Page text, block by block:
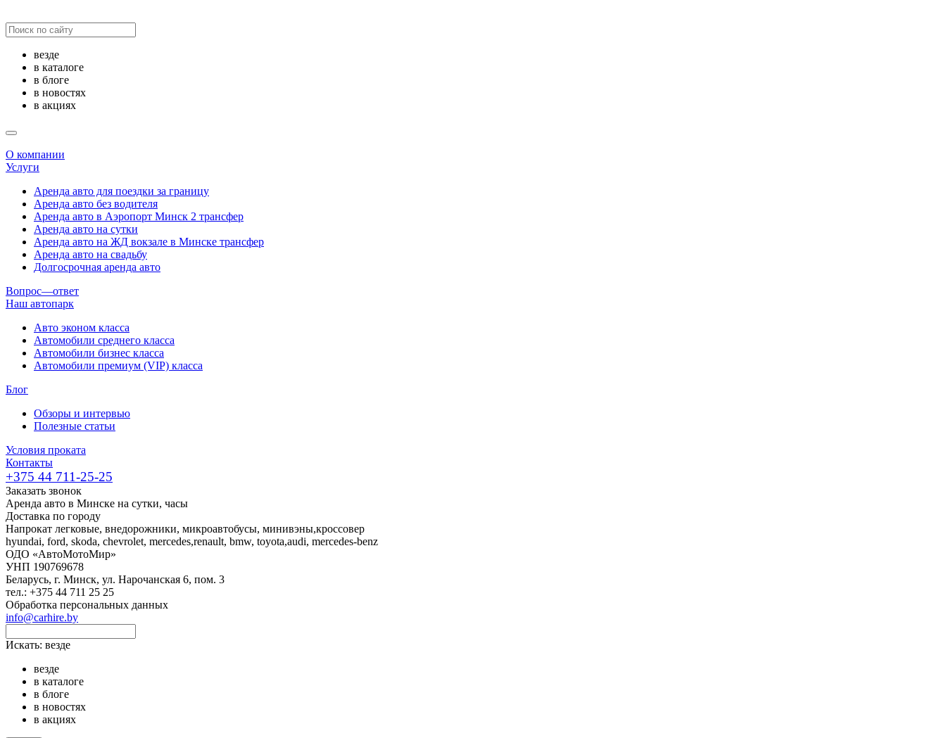
везде
в каталоге
в блоге
в новостях
в акциях
О компании
Услуги
Аренда авто для поездки за границу
Аренда авто без водителя
Аренда авто в Аэропорт Минск 2 трансфер
Аренда авто на сутки
Аренда авто на ЖД вокзале в Минске трансфер
Аренда авто на свадьбу
Долгосрочная аренда авто
Вопрос—ответ
Наш автопарк
Авто эконом класса
Автомобили среднего класса
Автомобили бизнес класса
Автомобили премиум (VIP) класса
Блог
Обзоры и интервью
Полезные статьи
Условия проката
Контакты
+375 44 711-25-25
Заказать звонок
Аренда авто в Минске на сутки, часы
Доставка по городу
Напрокат легковые, внедорожники, микроавтобусы, минивэны,кроссовер
hyundai, ford, skoda, chevrolet, mercedes,renault, bmw, toyota,audi, mercedes-benz
ОДО «АвтоМотоМир»
УНП 190769678
Беларусь, г. Минск, ул. Нарочанская 6, пом. 3
тел.: +375 44 711 25 25
Обработка персональных данных
info@carhire.by
Искать: везде
везде
в каталоге
в блоге
в новостях
в акциях